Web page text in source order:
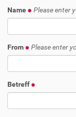
Name Please enter
From Please enter
Betreff